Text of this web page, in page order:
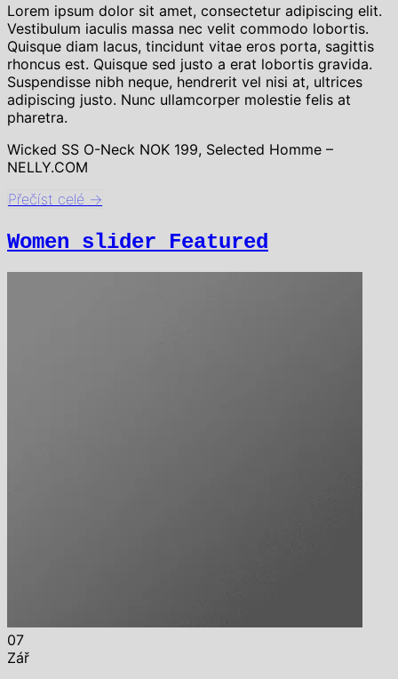
Lorem ipsum dolor sit amet, consectetur adipiscing elit.
Vestibulum iaculis massa nec velit commodo lobortis.
Quisque diam lacus, tincidunt vitae eros porta, sagittis
rhoncus est. Quisque sed justo a erat lobortis gravida.
Suspendisse nibh neque, hendrerit vel nisi at, ultrices
adipiscing justo. Nunc ullamcorper molestie felis at
pharetra.
Wicked SS O-Neck NOK 199, Selected Homme –
NELLY.COM
Přečíst celé →
Women slider Featured
07
Zář